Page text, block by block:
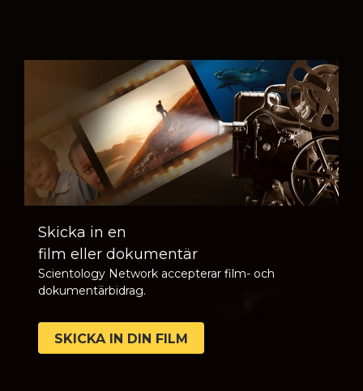
Skicka in en
film eller dokumentär
Scientology Network accepterar film- och
dokumentärbidrag.
SKICKA IN DIN FILM